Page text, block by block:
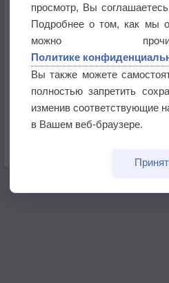
Погода в Краснодаре
Погода в Санкт-
Погода в Москве 6
Июль в России стал
просмотр, Вы
Подробнее о том, как мы
можно
Политике
Вы также можете
полностью запретить
изменив соответствующие
в Вашем веб-браузере.